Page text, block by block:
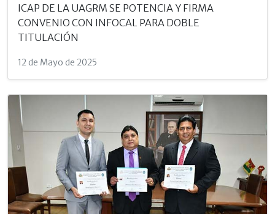
ICAP DE LA UAGRM SE POTENCIA Y FIRMA
CONVENIO CON INFOCAL PARA DOBLE
TITULACIÓN
12 de Mayo de 2025